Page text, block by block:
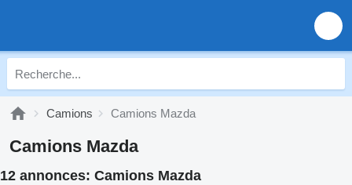
Camions Camions Mazda
Camions Mazda
12 annonces: Camions Mazda